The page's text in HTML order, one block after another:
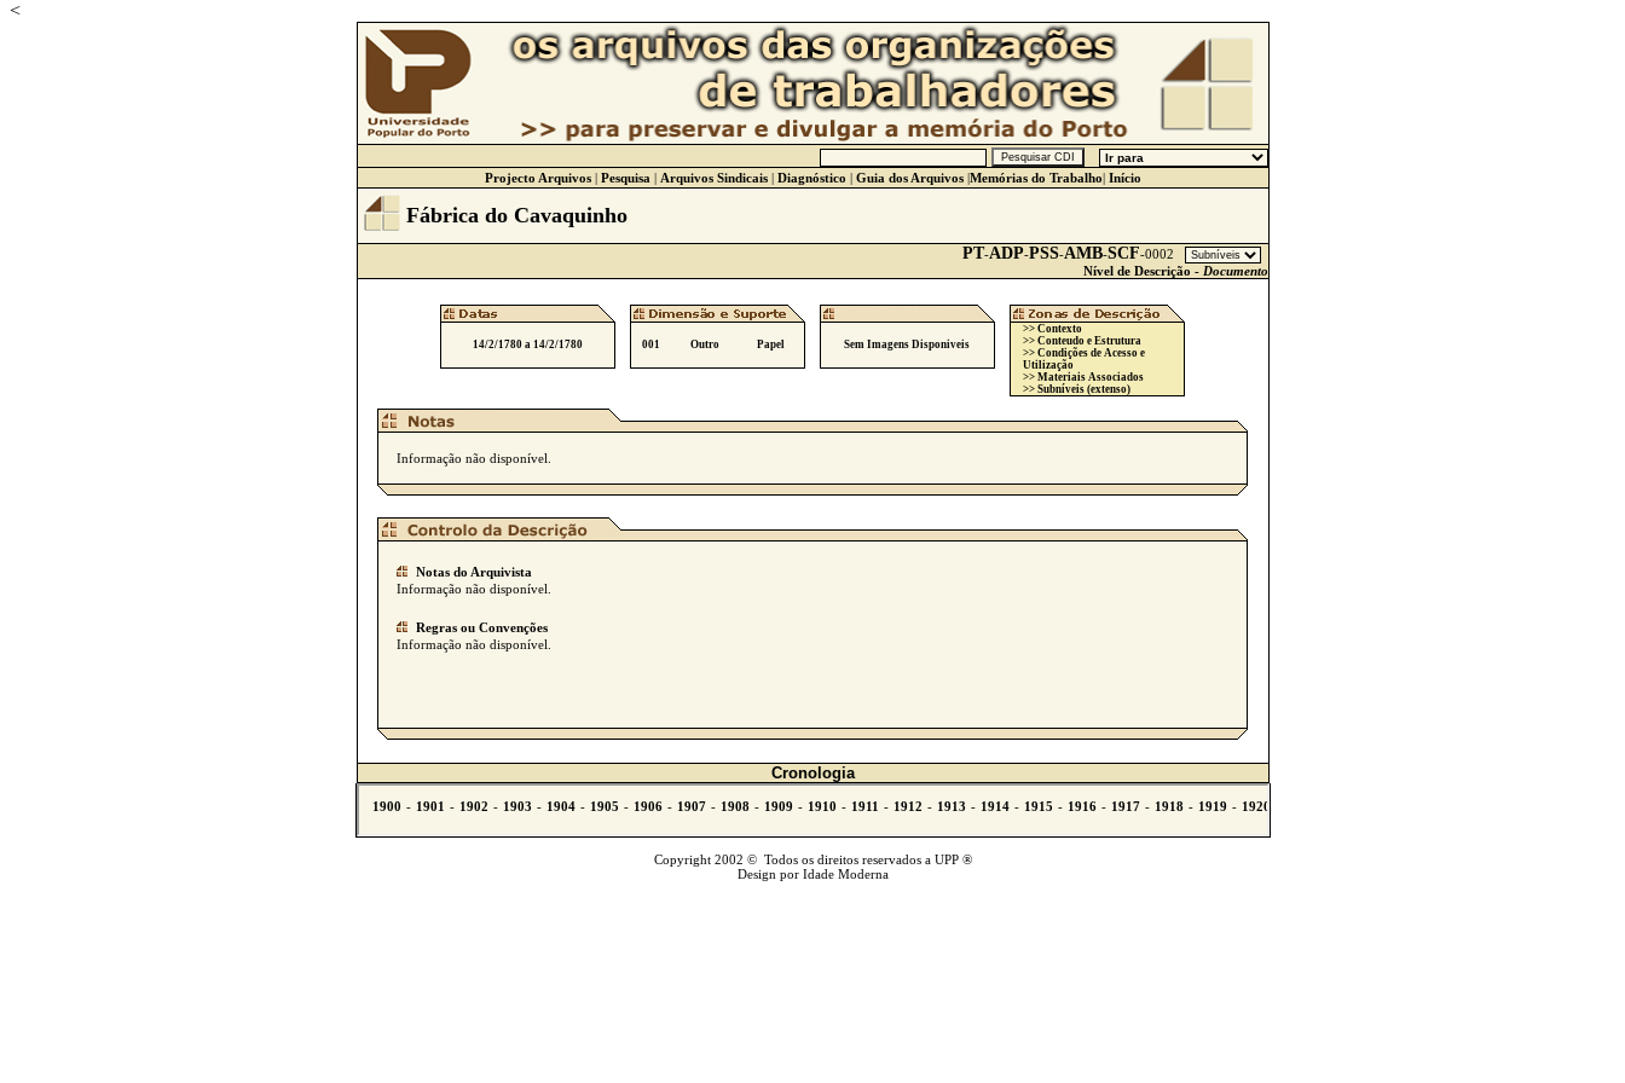
<
Projecto Arquivos| Pesquisa | Arquivos Sindicais| Diagnóstico | Guia dos Arquivos|Memórias do Trabalho| Início
Fábrica do Cavaquinho
PT-ADP-PSS-AMB-SCF-0002
Nível de Descrição - Documento
14/2/1780 a 14/2/1780 001 Outro Papel Sem Imagens Disponiveis
>> Contexto
>> Conteudo e Estrutura
>> Condições de Acesso e
Utilização
>> Materiais Associados
>> Subníveis (extenso)
Informação não disponível.
Notas do Arquivista
Informação não disponível.
Regras ou Convenções
Informação não disponível.
Cronologia
Copyright 2002 © Todos os direitos reservados a UPP ®
Design por Idade Moderna